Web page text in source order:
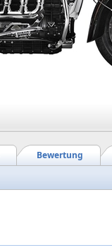
Bewertung